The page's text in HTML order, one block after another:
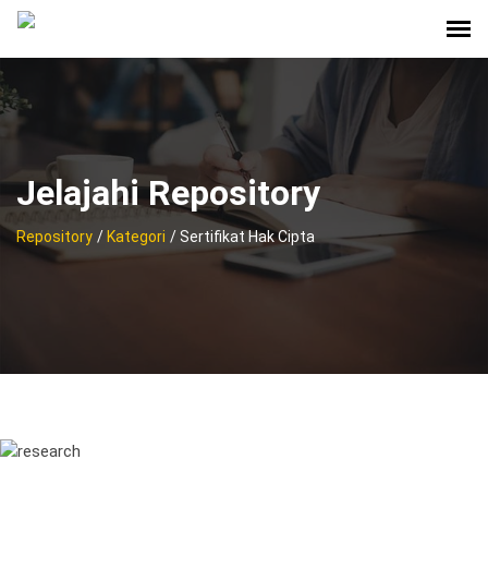
Jelajahi Repository
Repository / Kategori / Sertifikat Hak Cipta